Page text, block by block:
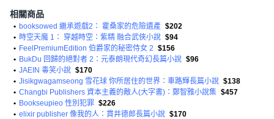
相關商品
• booksowed 繼承遊戲2： 霍桑家的危險遺產 $202
• 時空天魔 1： 穿越時空：紫精 融合武俠小說 $94
• FeelPremiumEdition 伯爵家的秘密侍女 2 $156
• BukDu 回歸的絕對者 2：元泰朗現代奇幻長篇小說 $96
• JAEIN 毒笑小說 $170
• Jisikgwagamseong 雪花球 你所居住的世界：車路輝長篇小說 $138
• Changbi Publishers 資本主義的敵人(大字書)：鄭智雅小說集 $457
• Bookseupieo 性別犯罪 $226
• elixir publisher 像我的人：貫井德郎長篇小說 $170